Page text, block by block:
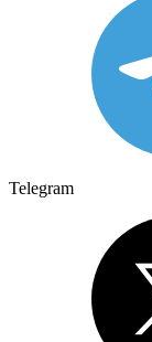
Telegram